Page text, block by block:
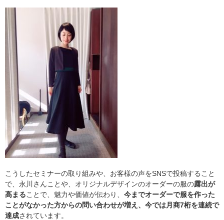
こうしたセミナーの取り組みや、お客様の声をSNSで投稿すること
で、永川さんことや、オリジナルデザインのオーダーの服の露出が
高まることで、魅力や価値が伝わり、 今までオーダーで服を作った
ことがなかった方からの問い合わせが増え、今では月商7桁を連続で
達成されています。